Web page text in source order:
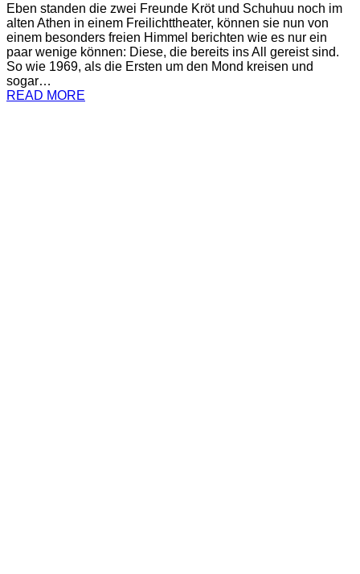
Eben standen die zwei Freunde Kröt und Schuhuu noch im
alten Athen in einem Freilichttheater, können sie nun von
einem besonders freien Himmel berichten wie es nur ein
paar wenige können: Diese, die bereits ins All gereist sind.
So wie 1969, als die Ersten um den Mond kreisen und
sogar…
READ MORE